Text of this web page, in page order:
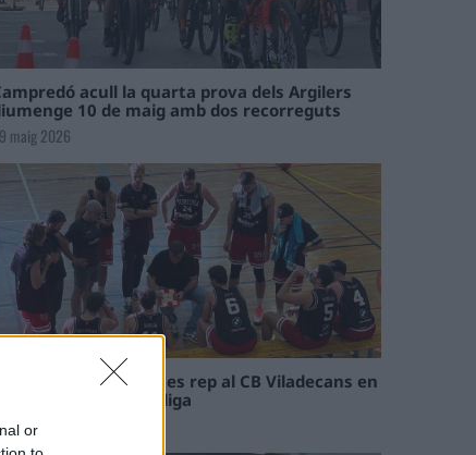
or
acull la quarta prova dels Argilers
10 de maig amb dos recorreguts
maig 2026
El Cantaires amb baixes rep al CB Viladecans en
el tram decisiu de la lliga
maig 2026